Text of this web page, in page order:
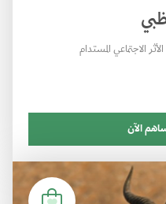
الاجتماعي المستدام
الآن